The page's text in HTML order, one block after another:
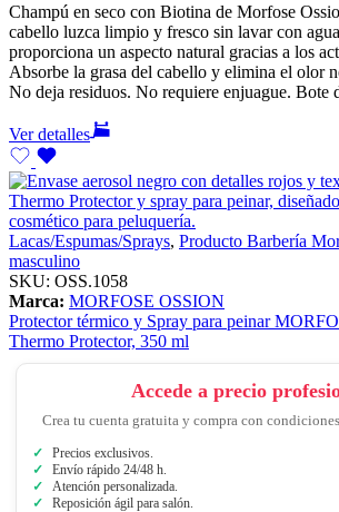
Champú en seco con Biotina de Morfose
cabello luzca limpio y fresco sin lavar con
proporciona un aspecto natural gracias a los
Absorbe la grasa del cabello y elimina el olor
No deja residuos. No requiere enjuague. Bote
Ver detalles
Lacas/Espumas/Sprays, Producto Barbería
masculino
SKU: OSS.1058
Marca: MORFOSE OSSION
Protector térmico y Spray para peinar
Thermo Protector, 350 ml
Accede a precio
Crea tu cuenta gratuita y compra con
Precios exclusivos.
Envío rápido 24/48 h.
Atención personalizada.
Reposición ágil para salón.